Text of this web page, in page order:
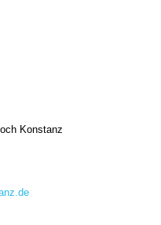
Konstanz